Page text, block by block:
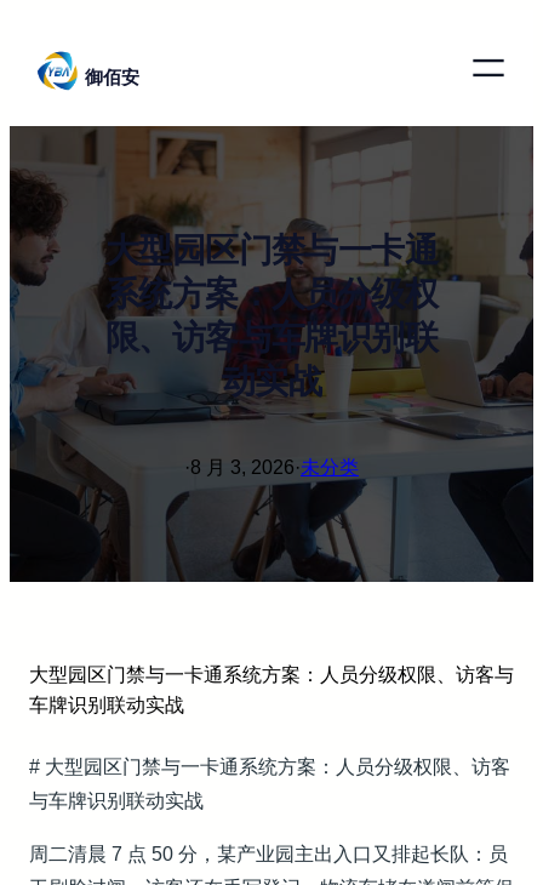
御佰安
大型园区门禁与一卡通
系统方案：人员分级权
限、访客与车牌识别联
动实战
·8 月 3, 2026·未分类
大型园区门禁与一卡通系统方案：人员分级权限、访客与
车牌识别联动实战
# 大型园区门禁与一卡通系统方案：人员分级权限、访客
与车牌识别联动实战
周二清晨 7 点 50 分，某产业园主出入口又排起长队：员